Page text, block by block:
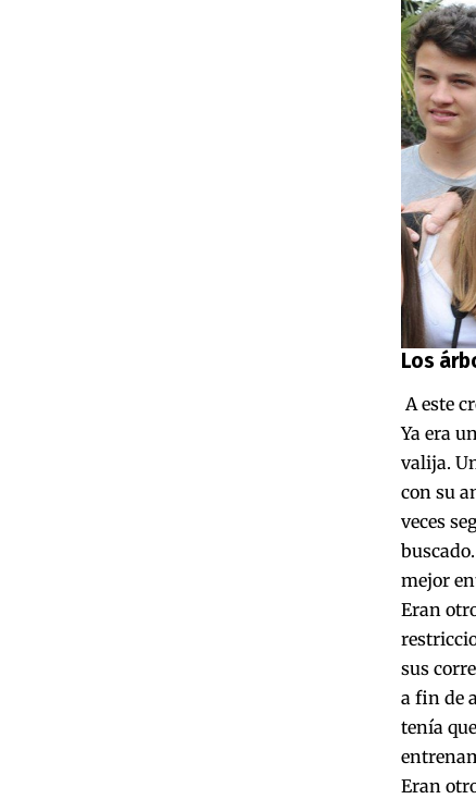
Los
A este
Ya era
valija.
con su
veces
mejor
Eran
sus
a fin de
tenía
Eran